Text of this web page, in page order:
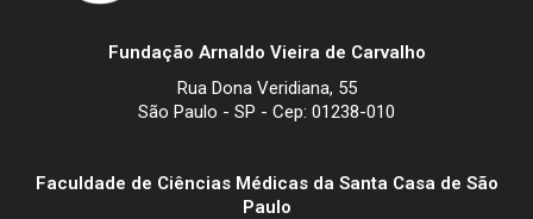
Fundação Arnaldo Vieira de Carvalho
Rua Dona Veridiana, 55
São Paulo - SP - Cep: 01238-010
Faculdade de Ciências Médicas da Santa Casa de São
Paulo